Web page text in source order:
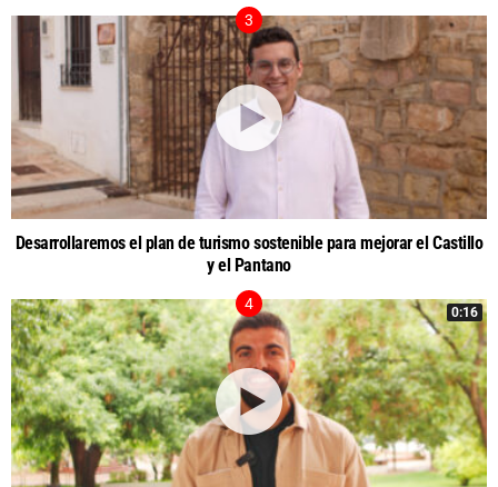
Desarrollaremos el plan de turismo sostenible para mejorar el Castillo
y el Pantano
0:16